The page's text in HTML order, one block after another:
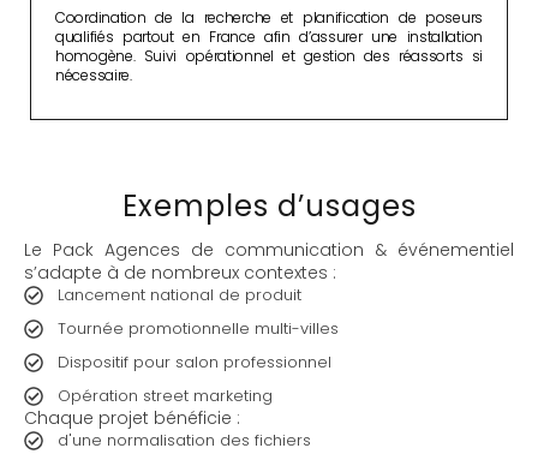
Coordination de la recherche et planification de poseurs
qualifiés partout en France afin d’assurer une installation
homogène. Suivi opérationnel et gestion des réassorts si
nécessaire.
Exemples d’usages
Le Pack Agences de communication & événementiel
s’adapte à de nombreux contextes :
Lancement national de produit
Tournée promotionnelle multi-villes
Dispositif pour salon professionnel
Opération street marketing
Chaque projet bénéficie :
d'une normalisation des fichiers